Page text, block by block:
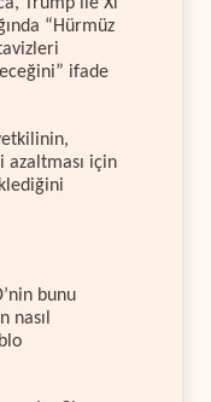
“Hürmüz
ifade
azaltması için
bunu
nasıl